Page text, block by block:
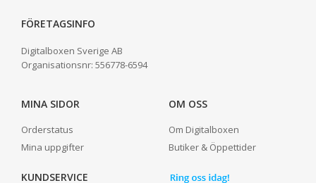
FÖRETAGSINFO
Digitalboxen Sverige AB
Organisationsnr: 556778-6594
MINA SIDOR
Orderstatus
Mina uppgifter
OM OSS
Om Digitalboxen
Butiker & Öppettider
KUNDSERVICE